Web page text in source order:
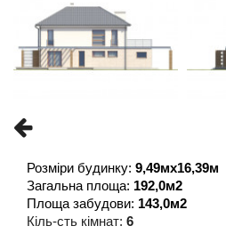
Розміри будинку: 9,49мx16,39м
Загальна площа: 192,0м2
Площа забудови: 143,0м2
Кіль-сть кімнат: 6